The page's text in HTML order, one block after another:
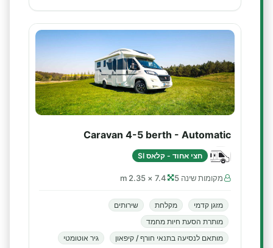
Caravan 4-5 berth - Automatic
חצי אחוד - קלאס SI
מקומות שינה 5 7.4 × 2.35 m
מזגן קדמי מקלחת
שירותים
מותרת הסעת חיות מחמד
מותאם לנסיעה בתנאי חורף / קיפאון
גיר אוטומטי